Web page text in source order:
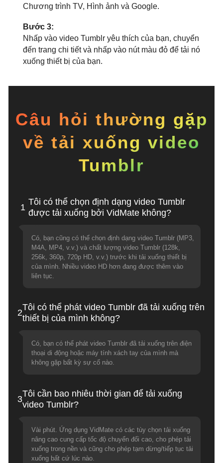
Chương trình TV, Hình ảnh và Google.
Bước 3:
Nhấp vào video Tumblr yêu thích của bạn, chuyển
đến trang chi tiết và nhấp vào nút màu đỏ để tải nó
xuống thiết bị của bạn.
Câu hỏi thường gặp
về tải xuống video
Tumblr
1
Tôi có thể chọn định dạng video Tumblr
được tải xuống bởi VidMate không?
Có, bạn cũng có thể chọn định dạng video Tumblr (MP3,
M4A, MP4, v.v.) và chất lượng video Tumblr (128k,
256k, 360p, 720p HD, v.v.) trước khi tải xuống thiết bị
của mình. Nhiều video HD hơn đang được thêm vào
liên tục.
2
Tôi có thể phát video Tumblr đã tải xuống trên
thiết bị của mình không?
Có, bạn có thể phát video Tumblr đã tải xuống trên điện
thoại di động hoặc máy tính xách tay của mình mà
không gặp bất kỳ sự cố nào.
3
Tôi cần bao nhiêu thời gian để tải xuống
video Tumblr?
Vài phút. Ứng dụng VidMate có các tùy chọn tải xuống
nâng cao cung cấp tốc độ chuyển đổi cao, cho phép tải
xuống trong nền và cũng cho phép tạm dừng/tiếp tục tải
xuống bất cứ lúc nào.